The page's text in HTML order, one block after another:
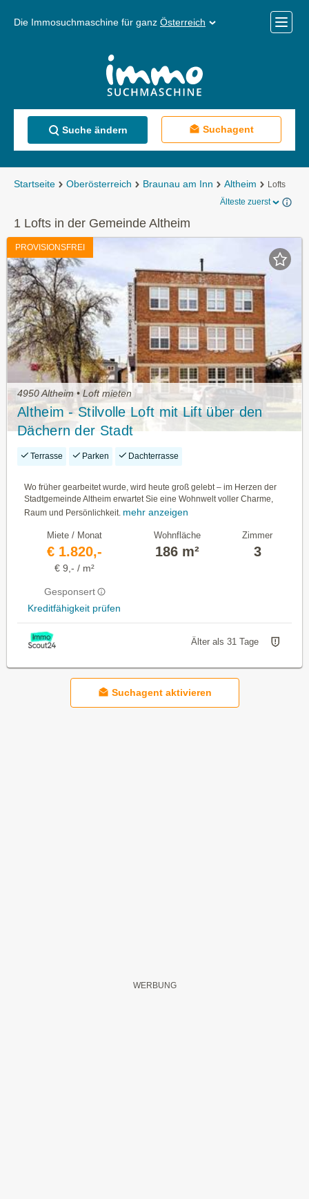
Die Immosuchmaschine für ganz Österreich
Menü
Suche ändern Suchagent
Startseite Oberösterreich Braunau am Inn Altheim
Lofts
Älteste zuerst
1 Lofts in der Gemeinde Altheim
PROVISIONSFREI
4950 Altheim • Loft mieten
Altheim - Stilvolle Loft mit Lift über den
Dächern der Stadt
Terrasse Parken Dachterrasse
Wo früher gearbeitet wurde, wird heute groß gelebt – im Herzen der
Stadtgemeinde Altheim erwartet Sie eine Wohnwelt voller Charme,
Raum und Persönlichkeit. mehr anzeigen
Miete / Monat
€ 1.820,-
€ 9,- / m²
Gesponsert
Kreditfähigkeit prüfen
Wohnfläche
186 m²
Zimmer
3
Älter als 31 Tage
Suchagent aktivieren